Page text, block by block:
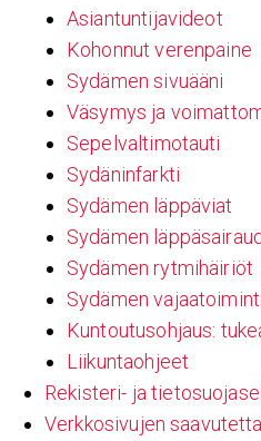
Asiantuntijavideot
Kohonnut verenpaine
Sydämen sivuääni
Väsymys ja
Sepelvaltimotauti
Sydäninfarkti
Sydämen läppäviat
Sydämen
Sydämen rytmihäiriöt
Sydämen
Kuntoutusohjaus:
Liikuntaohjeet
Rekisteri- ja
Verkkosivujen